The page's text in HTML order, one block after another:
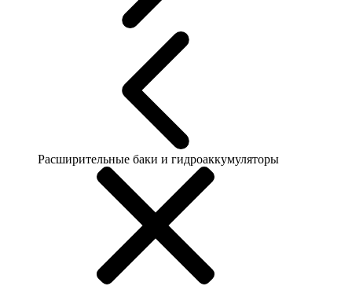
Расширительные баки и гидроаккумуляторы